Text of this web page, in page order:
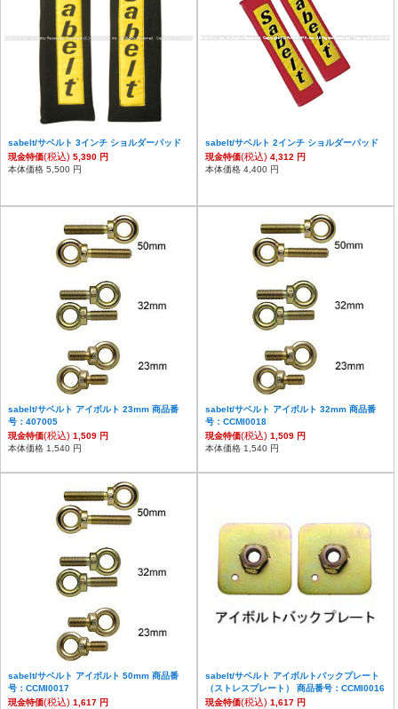
sabelt/サベルト 3インチ ショルダーパッド
現金特価(税込) 5,390 円
本体価格 5,500 円
sabelt/サベルト 2インチ ショルダーパッド
現金特価(税込) 4,312 円
本体価格 4,400 円
sabelt/サベルト アイボルト 23mm 商品番
号：407005
現金特価(税込) 1,509 円
本体価格 1,540 円
sabelt/サベルト アイボルト 32mm 商品番
号：CCMI0018
現金特価(税込) 1,509 円
本体価格 1,540 円
sabelt/サベルト アイボルト 50mm 商品番
号：CCMI0017
現金特価(税込) 1,617 円
sabelt/サベルト アイボルトバックプレート
（ストレスプレート） 商品番号：CCMI0016
現金特価(税込) 1,617 円